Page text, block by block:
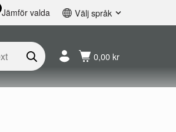
Jämför valda Välj språk
Français
Nederlands
0,00 kr